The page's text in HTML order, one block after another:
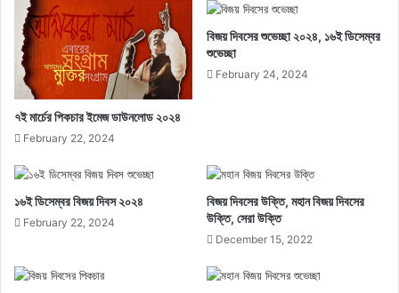
৭ই মার্চের পিকচার ইমেজ ডাউনলোড ২০২৪
February 22, 2024
বিজয় দিবসের শুভেচ্ছা ২০২৪, ১৬ই ডিসেম্বর
শুভেচ্ছা
February 24, 2024
১৬ই ডিসেম্বর বিজয় দিবস ২০২৪
February 22, 2024
বিজয় দিবসের উক্তি, মহান বিজয় দিবসের
উক্তি, সেরা উক্তি
December 15, 2022